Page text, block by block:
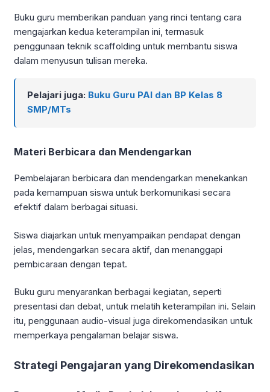
Buku guru memberikan panduan yang rinci tentang cara
mengajarkan kedua keterampilan ini, termasuk
penggunaan teknik scaffolding untuk membantu siswa
dalam menyusun tulisan mereka.
Pelajari juga: Buku Guru PAI dan BP Kelas 8
SMP/MTs
Materi Berbicara dan Mendengarkan
Pembelajaran berbicara dan mendengarkan menekankan
pada kemampuan siswa untuk berkomunikasi secara
efektif dalam berbagai situasi.
Siswa diajarkan untuk menyampaikan pendapat dengan
jelas, mendengarkan secara aktif, dan menanggapi
pembicaraan dengan tepat.
Buku guru menyarankan berbagai kegiatan, seperti
presentasi dan debat, untuk melatih keterampilan ini. Selain
itu, penggunaan audio-visual juga direkomendasikan untuk
memperkaya pengalaman belajar siswa.
Strategi Pengajaran yang Direkomendasikan